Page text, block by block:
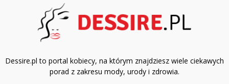
Dessire.pl to portal kobiecy, na którym znajdziesz wiele ciekawych
porad z zakresu mody, urody i zdrowia.